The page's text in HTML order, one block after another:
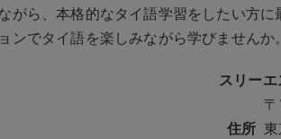
がら、本格的なタイ語学習をしたい方
ンでタイ語を楽しみながら学びませんか。
スリー
住所